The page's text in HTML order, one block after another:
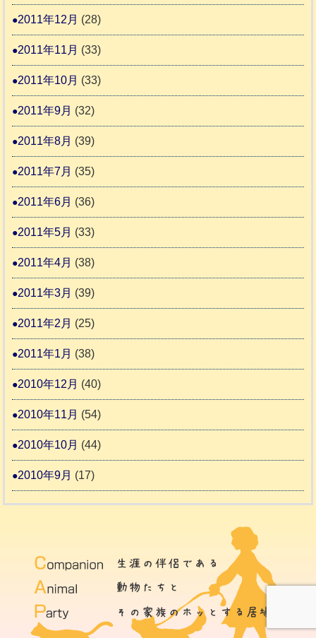
2011年12月 (28)
2011年11月 (33)
2011年10月 (33)
2011年9月 (32)
2011年8月 (39)
2011年7月 (35)
2011年6月 (36)
2011年5月 (33)
2011年4月 (38)
2011年3月 (39)
2011年2月 (25)
2011年1月 (38)
2010年12月 (40)
2010年11月 (54)
2010年10月 (44)
2010年9月 (17)